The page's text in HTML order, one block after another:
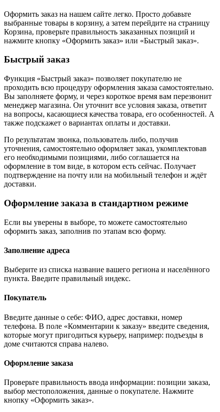
Оформить заказ на нашем сайте легко. Просто добавьте
выбранные товары в корзину, а затем перейдите на страницу
Корзина, проверьте правильность заказанных позиций и
нажмите кнопку «Оформить заказ» или «Быстрый заказ».
Быстрый заказ
Функция «Быстрый заказ» позволяет покупателю не
проходить всю процедуру оформления заказа самостоятельно.
Вы заполняете форму, и через короткое время вам перезвонит
менеджер магазина. Он уточнит все условия заказа, ответит
на вопросы, касающиеся качества товара, его особенностей. А
также подскажет о вариантах оплаты и доставки.
По результатам звонка, пользователь либо, получив
уточнения, самостоятельно оформляет заказ, укомплектовав
его необходимыми позициями, либо соглашается на
оформление в том виде, в котором есть сейчас. Получает
подтверждение на почту или на мобильный телефон и ждёт
доставки.
Оформление заказа в стандартном режиме
Если вы уверены в выборе, то можете самостоятельно
оформить заказ, заполнив по этапам всю форму.
Заполнение адреса
Выберите из списка название вашего региона и населённого
пункта. Введите правильный индекс.
Покупатель
Введите данные о себе: ФИО, адрес доставки, номер
телефона. В поле «Комментарии к заказу» введите сведения,
которые могут пригодиться курьеру, например: подъезды в
доме считаются справа налево.
Оформление заказа
Проверьте правильность ввода информации: позиции заказа,
выбор местоположения, данные о покупателе. Нажмите
кнопку «Оформить заказ».